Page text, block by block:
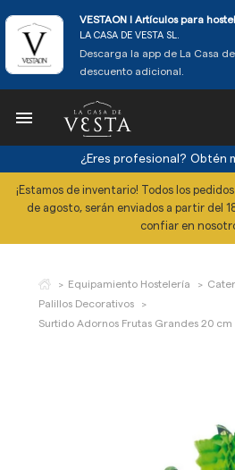
VESTAON l Artículos para
LA CASA DE VESTA SL.
Descarga la app de La Casa
descuento adicional.

¿Eres profesional? Obtén
¡Estamos de inventario! Todos los
de agosto, serán enviados a partir del
confiar en
Equipamiento Hostelería
Palillos Decorativos
Surtido Adornos Frutas Grandes 20 cm